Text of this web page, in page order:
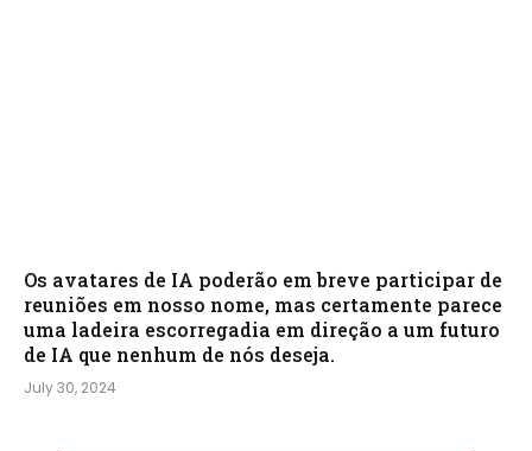
Os avatares de IA poderão em breve participar de
reuniões em nosso nome, mas certamente parece
uma ladeira escorregadia em direção a um futuro
de IA que nenhum de nós deseja.
July 30, 2024